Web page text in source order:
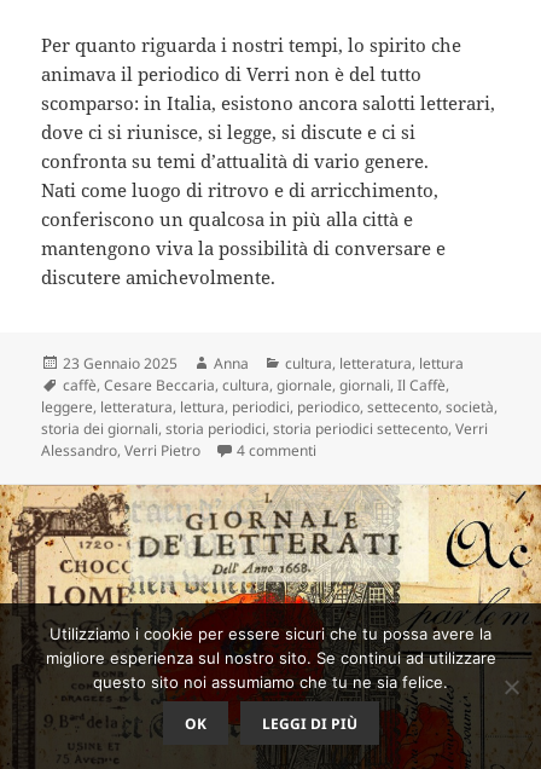
Per quanto riguarda i nostri tempi, lo spirito che
animava il periodico di Verri non è del tutto
scomparso: in Italia, esistono ancora salotti letterari,
dove ci si riunisce, si legge, si discute e ci si
confronta su temi d’attualità di vario genere.
Nati come luogo di ritrovo e di arricchimento,
conferiscono un qualcosa in più alla città e
mantengono viva la possibilità di conversare e
discutere amichevolmente.
Scritto
il
23 Gennaio 2025 Autore
Anna Categorie
cultura, letteratura, lettura
Tag
caffè,Cesare Beccaria,cultura,giornale,giornali,Il Caffè,
leggere, letteratura, lettura, periodici, periodico,settecento,società,
storia dei giornali,storia periodici,storia periodici settecento,Verri
Alessandro,Verri Pietro 4 commenti
Utilizziamo i cookie per essere sicuri che tu possa avere la
migliore esperienza sul nostro sito. Se continui ad utilizzare
questo sito noi assumiamo che tu ne sia felice.
OK LEGGI DI PIÙ